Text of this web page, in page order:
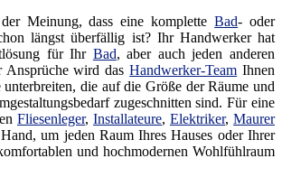
Meinung, dass eine kompletteBad- oder
längst überfällig ist? Ihr Handwerker hat
für Ihr Bad, aber auch jeden anderen
Ansprüche wird dasHandwerker-Team Ihnen
unterbreiten, die auf die Größe der Räume und
zugeschnitten sind. Für eine
Fliesenleger, Installateure, Elektriker, Maurer
um jeden Raum Ihres Hauses oder Ihrer
und hochmodernen Wohlfühlraum